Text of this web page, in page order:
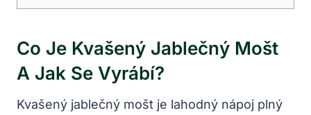
Co Je Kvašený Jablečný Mošt
A Jak Se Vyrábí?
Kvašený jablečný mošt je lahodný nápoj plný